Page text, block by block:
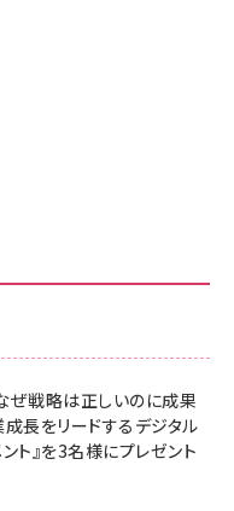
ぜ戦略は正しいのに成果
長をリードするデジタル
ト』を3名様にプレゼント